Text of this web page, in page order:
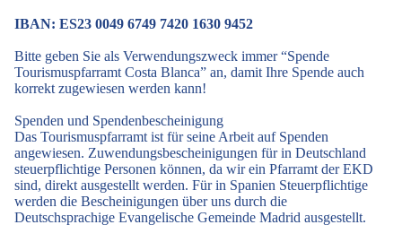
IBAN: ES23 0049 6749 7420 1630 9452
Bitte geben Sie als Verwendungszweck immer “Spende
Tourismuspfarramt Costa Blanca” an, damit Ihre Spende auch
korrekt zugewiesen werden kann!
Spenden und Spendenbescheinigung
Das Tourismuspfarramt ist für seine Arbeit auf Spenden
angewiesen. Zuwendungsbescheinigungen für in Deutschland
steuerpflichtige Personen können, da wir ein Pfarramt der EKD
sind, direkt ausgestellt werden. Für in Spanien Steuerpflichtige
werden die Bescheinigungen über uns durch die
Deutschsprachige Evangelische Gemeinde Madrid ausgestellt.